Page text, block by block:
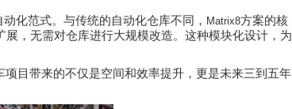
化范式。与传统的自动化仓库不同， Matrix8方案的核
，无需对仓库进行大规模改造。这种模块化设计，为
目带来的不仅是空间和效率提升，更是未来三到五年